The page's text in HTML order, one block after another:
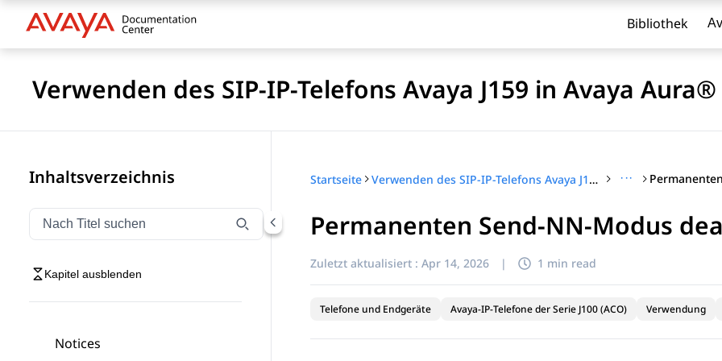
Bibliothek
Verwenden des SIP-IP-Telefons Avaya J159 in Avaya Aura®
Inhaltsverzeichnis
Navigation nach Titel filtern
Geben Sie Text ein, um Navigationselemente nach Titel zu filtern.
Kapitel ausblenden
Notices
Startseite Verwenden des SIP-IP-Telefons Avaya J159 in Avaya Aura® ···
Permanenten Send-NN-Modus
Zuletzt aktualisiert : Apr 14, 2026 | 1 min read
Telefone und Endgeräte Avaya-IP-Telefone der Serie J100 (ACO) Verwendung